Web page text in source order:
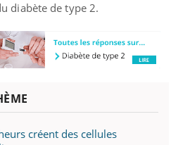
diabète de type 2.
créent des cellules